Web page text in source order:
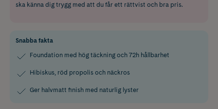
ska känna dig trygg med att du får ett rättvist och bra pris.
Snabba fakta
Foundation med hög täckning och 72h hållbarhet
Hibiskus, röd propolis och näckros
Ger halvmatt finish med naturlig lyster